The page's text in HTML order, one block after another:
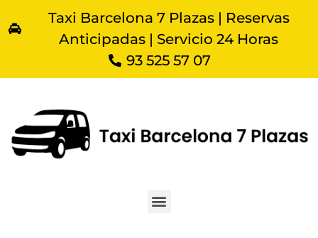
Taxi Barcelona 7 Plazas | Reservas
Anticipadas | Servicio 24 Horas
93 525 57 07